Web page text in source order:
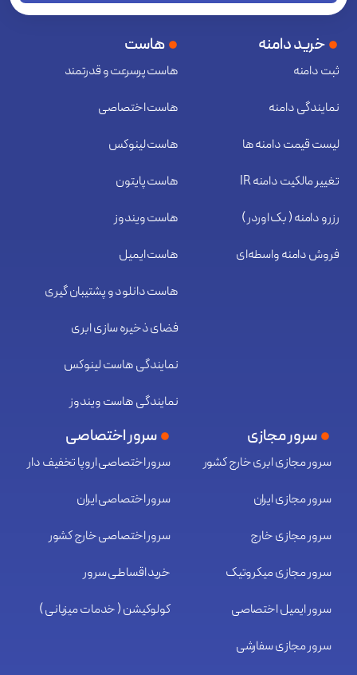
خرید دامنه
ثبت دامنه
نمایندگی دامنه
لیست قیمت دامنه ها
تغییر مالکیت دامنه IR
رزرو دامنه ( بک اوردر )
فروش دامنه واسطه‌ای
هاست
هاست پرسرعت و قدرتمند
هاست اختصاصی
هاست لینوکس
هاست پایتون
هاست ویندوز
هاست ایمیل
هاست دانلود و پشتیبان گیری
فضای ذخیره سازی ابری
نمایندگی هاست لینوکس
نمایندگی هاست ویندوز
سرور مجازی
سرور مجازی ابری خارج کشور
سرور مجازی ایران
سرور مجازی خارج
سرور مجازی میکروتیک
سرور ایمیل اختصاصی
سرور مجازی سفارشی
سرور اختصاصی
سرور اختصاصی اروپا تخفیف دار
سرور اختصاصی ایران
سرور اختصاصی خارج کشور
خرید اقساطی سرور
کولوکیشن ( خدمات میزبانی )